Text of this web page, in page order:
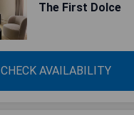
The First Dolce
CHECK AVAILABILITY